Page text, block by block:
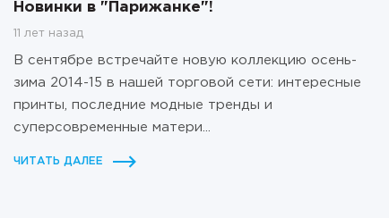
Новинки в "Парижанке"!
11 лет назад
В сентябре встречайте новую коллекцию осень-
зима 2014-15 в нашей торговой сети: интересные
принты, последние модные тренды и
суперсовременные матери...
ЧИТАТЬ ДАЛЕЕ